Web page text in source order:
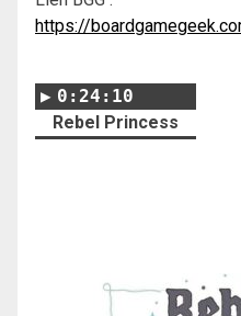
https://
0:24:10
Rebel Princess